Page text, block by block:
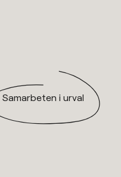
Samarbeten i urval